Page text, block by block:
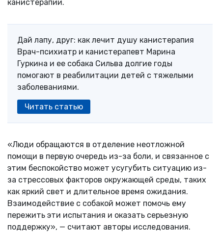
канистерапии.
Дай лапу, друг: как лечит душу канистерапия
Врач-психиатр и канистерапевт Марина
Гуркина и ее собака Сильва долгие годы
помогают в реабилитации детей с тяжелыми
заболеваниями.
Читать статью
«Люди обращаются в отделение неотложной
помощи в первую очередь из-за боли, и связанное с
этим беспокойство может усугубить ситуацию из-
за стрессовых факторов окружающей среды, таких
как яркий свет и длительное время ожидания.
Взаимодействие с собакой может помочь ему
пережить эти испытания и оказать серьезную
поддержку», — считают авторы исследования.